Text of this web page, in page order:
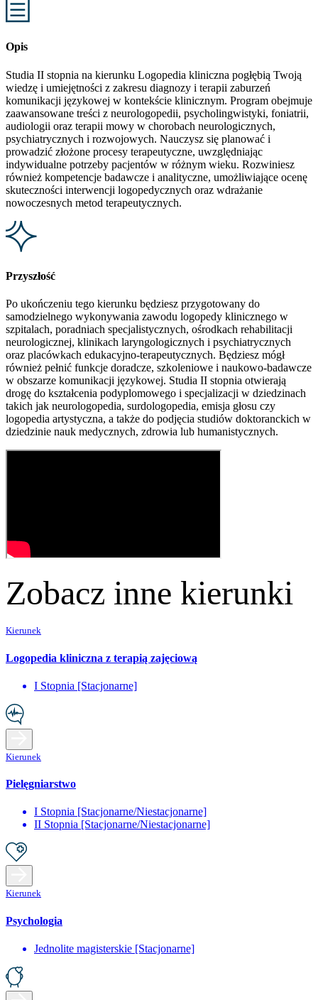
Opis
Studia II stopnia na kierunku Logopedia kliniczna pogłębią Twoją
wiedzę i umiejętności z zakresu diagnozy i terapii zaburzeń
komunikacji językowej w kontekście klinicznym. Program obejmuje
zaawansowane treści z neurologopedii, psycholingwistyki, foniatrii,
audiologii oraz terapii mowy w chorobach neurologicznych,
psychiatrycznych i rozwojowych. Nauczysz się planować i
prowadzić złożone procesy terapeutyczne, uwzględniając
indywidualne potrzeby pacjentów w różnym wieku. Rozwiniesz
również kompetencje badawcze i analityczne, umożliwiające ocenę
skuteczności interwencji logopedycznych oraz wdrażanie
nowoczesnych metod terapeutycznych.
Przyszłość
Po ukończeniu tego kierunku będziesz przygotowany do
samodzielnego wykonywania zawodu logopedy klinicznego w
szpitalach, poradniach specjalistycznych, ośrodkach rehabilitacji
neurologicznej, klinikach laryngologicznych i psychiatrycznych
oraz placówkach edukacyjno-terapeutycznych. Będziesz mógł
również pełnić funkcje doradcze, szkoleniowe i naukowo-badawcze
w obszarze komunikacji językowej. Studia II stopnia otwierają
drogę do kształcenia podyplomowego i specjalizacji w dziedzinach
takich jak neurologopedia, surdologopedia, emisja głosu czy
logopedia artystyczna, a także do podjęcia studiów doktoranckich w
dziedzinie nauk medycznych, zdrowia lub humanistycznych.
Zobacz inne kierunki
Kierunek
Logopedia kliniczna z terapią zajęciową
I Stopnia [Stacjonarne]
Kierunek
Pielęgniarstwo
I Stopnia [Stacjonarne/Niestacjonarne]
II Stopnia [Stacjonarne/Niestacjonarne]
Kierunek
Psychologia
Jednolite magisterskie [Stacjonarne]